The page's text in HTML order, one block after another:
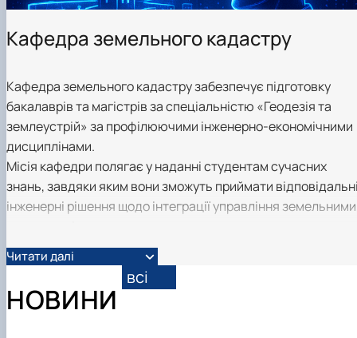
Кафедра земельного кадастру
Кафедра земельного кадастру забезпечує підготовку
бакалаврів та магістрів за спеціальністю «Геодезія та
землеустрій» за профілюючими інженерно-економічними
дисциплінами.
Місія кафедри полягає у наданні студентам сучасних
знань, завдяки яким вони зможуть приймати
інженерні рішення щодо інтеграції управління
урбаністичних систем, забезпечувати збереження
біорізноманіття та природних ресурсів для задоволення
потреб людства.
Викладацька та наукова робота кафедри акцентується на
Читати далі
НОВИНИ
всі